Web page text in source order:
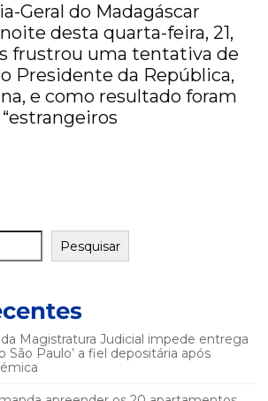
Geral do Madagáscar
desta quarta-feira, 21,
frustrou uma tentativa de
Presidente da República,
e como resultado foram
Pesquisar
Magistratura Judicial impede entrega
São Paulo’ a fiel depositária após